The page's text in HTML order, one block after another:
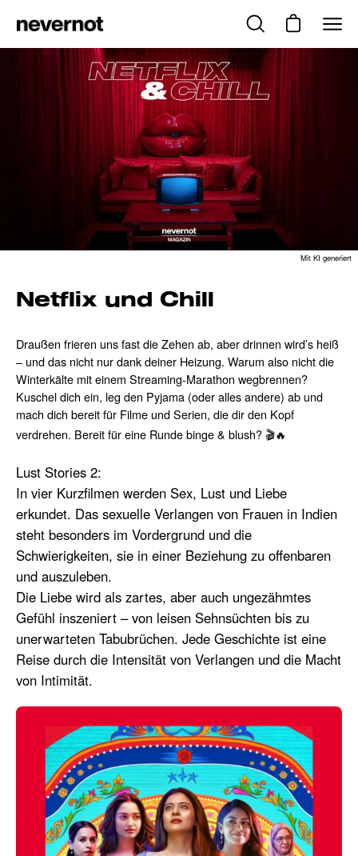
überspringen
Suchleiste
öffnen
Mit KI generiert
Netflix und Chill
Draußen frieren uns fast die Zehen ab, aber drinnen wird’s heiß
– und das nicht nur dank deiner Heizung. Warum also nicht die
Winterkälte mit einem Streaming-Marathon wegbrennen?
Kuschel dich ein, leg den Pyjama (oder alles andere) ab und
mach dich bereit für Filme und Serien, die dir den Kopf
verdrehen. Bereit für eine Runde binge & blush? 🎬🔥
Lust Stories 2:
In vier Kurzfilmen werden Sex, Lust und Liebe
erkundet. Das sexuelle Verlangen von Frauen in Indien
steht besonders im Vordergrund und die
Schwierigkeiten, sie in einer Beziehung zu offenbaren
und auszuleben.
Die Liebe wird als zartes, aber auch ungezähmtes
Gefühl inszeniert – von leisen Sehnsüchten bis zu
unerwarteten Tabubrüchen. Jede Geschichte ist eine
Reise durch die Intensität von Verlangen und die Macht
von Intimität.